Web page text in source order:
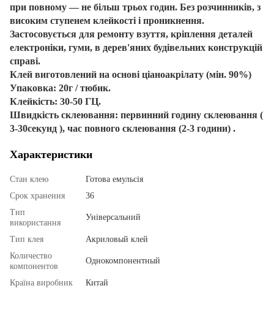
при повному ― не більш трьох годин. Без розчинників, з
високим ступенем клейкості і проникнення.
Застосовується для ремонту взуття, кріплення деталей
електроніки, гуми, в дерев'яних будівельних конструкцій
справі.
Клей виготовлений на основі ціаноакрілату (мін. 90%)
Упаковка: 20г / тюбик.
Клейкість: 30-50 ГЦ.
Швидкість склеювання: первинний годину склеювання (
3-30секунд ), час повного склеювання (2-3 години) .
Характеристики
Стан клею
Готова емульсія
Срок хранения
36
Тип
використання
Універсальний
Тип клея
Акриловый клей
Количество
компонентов
Однокомпонентный
Країна виробник Китай